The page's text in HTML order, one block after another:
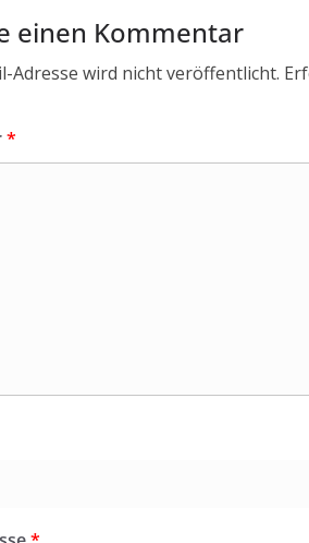
einen Kommentar
Adresse wird nicht veröffentlicht.
*